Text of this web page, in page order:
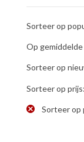
Sorteer op
Op
Sorteer op
Sorteer op
Sorteer op